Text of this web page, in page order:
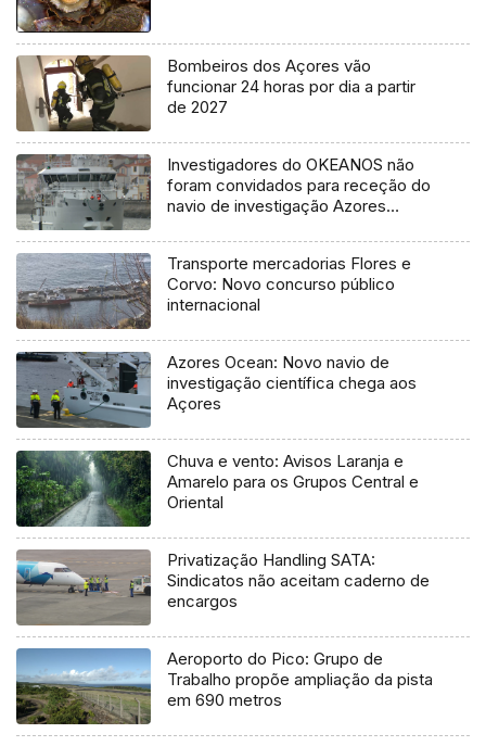
Bombeiros dos Açores vão
funcionar 24 horas por dia a partir
de 2027
Investigadores do OKEANOS não
foram convidados para receção do
navio de investigação Azores
Transporte mercadorias Flores e
Corvo: Novo concurso público
internacional
Azores Ocean: Novo navio de
investigação científica chega aos
Açores
Chuva e vento: Avisos Laranja e
Amarelo para os Grupos Central e
Oriental
Privatização Handling SATA:
Sindicatos não aceitam caderno de
encargos
Aeroporto do Pico: Grupo de
Trabalho propõe ampliação da pista
em 690 metros